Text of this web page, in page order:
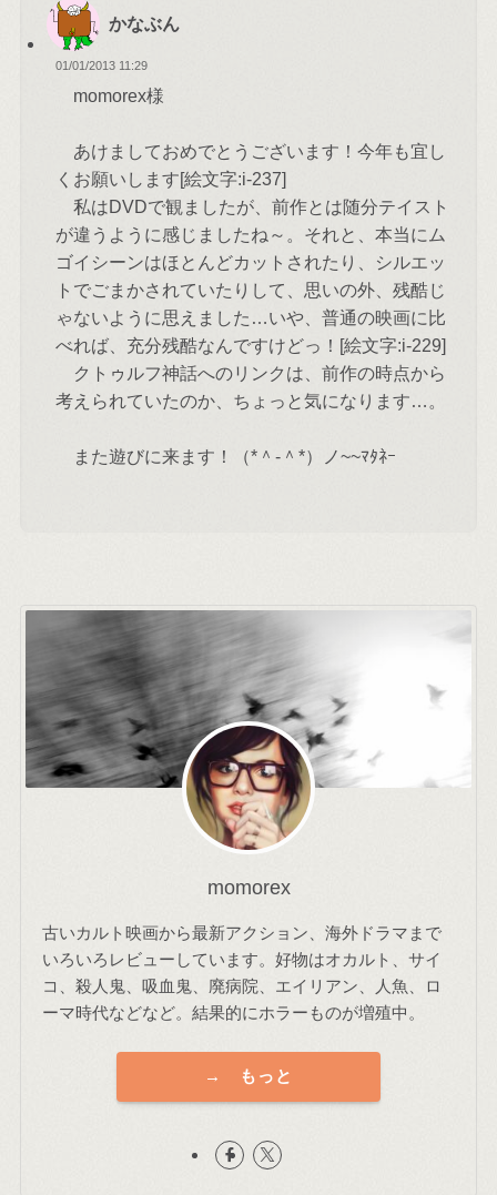
かなぶん
01/01/2013 11:29
momorex様
あけましておめでとうございます！今年も宜し
くお願いします[絵文字:i-237]
私はDVDで観ましたが、前作とは随分テイスト
が違うように感じましたね～。それと、本当にム
ゴイシーンはほとんどカットされたり、シルエッ
トでごまかされていたりして、思いの外、残酷じ
ゃないように思えました…いや、普通の映画に比
べれば、充分残酷なんですけどっ！[絵文字:i-229]
クトゥルフ神話へのリンクは、前作の時点から
考えられていたのか、ちょっと気になります…。
また遊びに来ます！（*＾-＾*）ノ~~ﾏﾀﾈｰ
momorex
古いカルト映画から最新アクション、海外ドラマまで
いろいろレビューしています。好物はオカルト、サイ
コ、殺人鬼、吸血鬼、廃病院、エイリアン、人魚、ロ
ーマ時代などなど。結果的にホラーものが増殖中。
→ もっと